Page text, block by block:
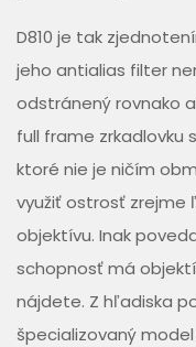
D810 je tak
jeho antialias filter
odstránený rovnako
full frame zrkadlovku
ktoré nie je ničím
využiť ostrosť zrejme
objektívu. Inak
schopnosť má
nájdete. Z hľadiska
špecializovaný